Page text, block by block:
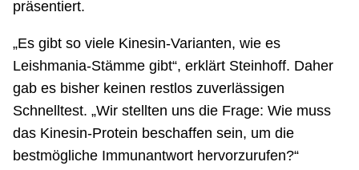
präsentiert.
„Es gibt so viele Kinesin-Varianten, wie es
Leishmania-Stämme gibt“, erklärt Steinhoff. Daher
gab es bisher keinen restlos zuverlässigen
Schnelltest. „Wir stellten uns die Frage: Wie muss
das Kinesin-Protein beschaffen sein, um die
bestmögliche Immunantwort hervorzurufen?“